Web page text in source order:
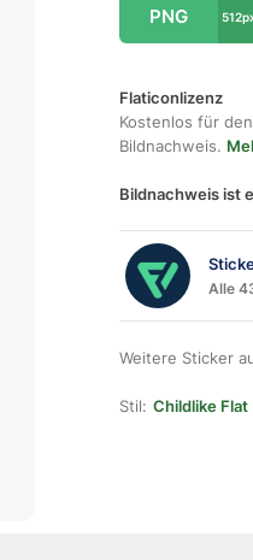
PNG
Flaticonlizenz
Kostenlos für
Bildnachweis.
Bildnachweis ist
Alle
Weitere Sticker
Stil: Childlike Flat